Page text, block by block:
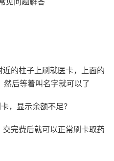
见问题解答
的柱子上刷就医卡，上面的
然后等着叫名字就可以了
，显示余额不足？
完费后就可以正常刷卡取药